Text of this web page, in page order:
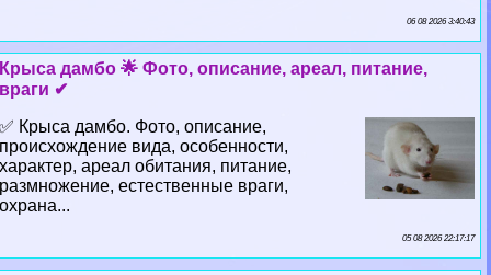
06 08 2026 3:40:43
Крыса дамбо 🌟 Фото, описание, ареал, питание,
враги ✔
✅ Крыса дамбо. Фото, описание,
происхождение вида, особенности,
хаpaктер, ареал обитания, питание,
размножение, естественные враги,
охрана...
05 08 2026 22:17:17